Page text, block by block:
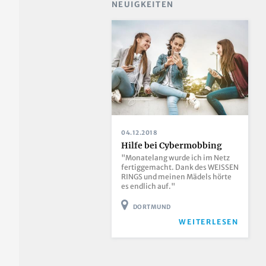
NEUIGKEITEN
04.12.2018
Hilfe bei Cybermobbing
"Monatelang wurde ich im Netz
fertiggemacht. Dank des WEISSEN
RINGS und meinen Mädels hörte
es endlich auf."
DORTMUND
WEITERLESEN